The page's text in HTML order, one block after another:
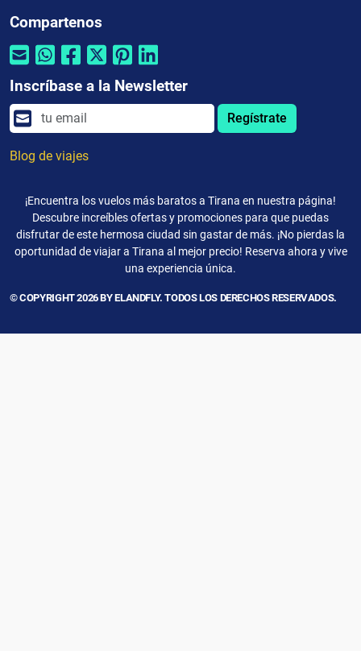
Compartenos
Inscríbase a la Newsletter
Regístrate
Blog de viajes
¡Encuentra los vuelos más baratos a Tirana en nuestra página!
Descubre increíbles ofertas y promociones para que puedas
disfrutar de este hermosa ciudad sin gastar de más. ¡No pierdas la
oportunidad de viajar a Tirana al mejor precio! Reserva ahora y vive
una experiencia única.
© COPYRIGHT 2026 BY ELANDFLY. TODOS LOS DERECHOS RESERVADOS.